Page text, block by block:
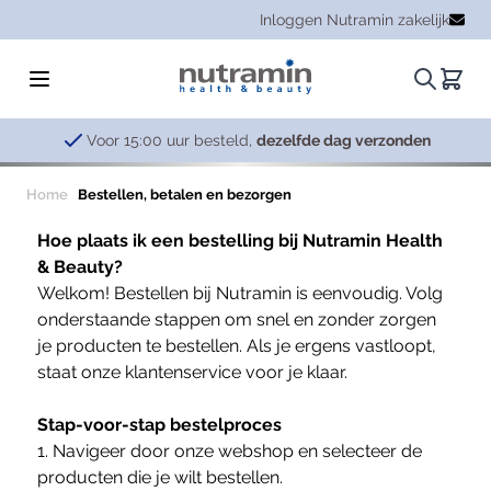
Inloggen Nutramin zakelijk
Zoeken.
Voor 15:00 uur besteld,dezelfde dag verzonden
Home Bestellen, betalen en bezorgen
Hoe plaats ik een bestelling bij Nutramin Health
& Beauty?
Welkom! Bestellen bij Nutramin is eenvoudig. Volg
onderstaande stappen om snel en zonder zorgen
je producten te bestellen. Als je ergens vastloopt,
staat onze klantenservice voor je klaar.
Stap-voor-stap bestelproces
1. Navigeer door onze webshop en selecteer de
producten die je wilt bestellen.